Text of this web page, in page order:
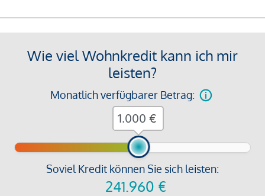
Wie viel Wohnkredit kann ich mir
leisten?
Monatlich verfügbarer Betrag:
Soviel Kredit können Sie sich leisten:
241.960 €
€